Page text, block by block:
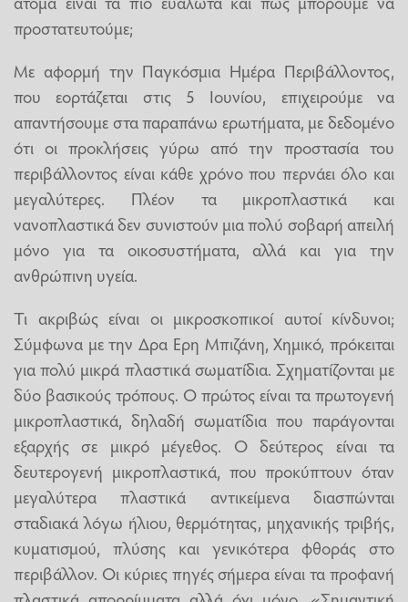
προστατευτούμε;
Με αφορμή την Παγκόσμια Ημέρα Περιβάλλοντος,
που εορτάζεται στις 5 Ιουνίου, επιχειρούμε να
απαντήσουμε στα παραπάνω ερωτήματα, με δεδομένο
ότι οι προκλήσεις γύρω από την προστασία του
περιβάλλοντος είναι κάθε χρόνο που περνάει όλο και
μεγαλύτερες. Πλέον τα μικροπλαστικά και
νανοπλαστικά δεν συνιστούν μια πολύ σοβαρή απειλή
μόνο για τα οικοσυστήματα, αλλά και για την
ανθρώπινη υγεία.
Τι ακριβώς είναι οι μικροσκοπικοί αυτοί κίνδυνοι;
Σύμφωνα με την Δρα Ερη Μπιζάνη, Χημικό, πρόκειται
για πολύ μικρά πλαστικά σωματίδια. Σχηματίζονται με
δύο βασικούς τρόπους. Ο πρώτος είναι τα πρωτογενή
μικροπλαστικά, δηλαδή σωματίδια που παράγονται
εξαρχής σε μικρό μέγεθος. Ο δεύτερος είναι τα
δευτερογενή μικροπλαστικά, που προκύπτουν όταν
μεγαλύτερα πλαστικά αντικείμενα διασπώνται
σταδιακά λόγω ήλιου, θερμότητας, μηχανικής τριβής,
κυματισμού, πλύσης και γενικότερα φθοράς στο
περιβάλλον. Οι κύριες πηγές σήμερα είναι τα προφανή